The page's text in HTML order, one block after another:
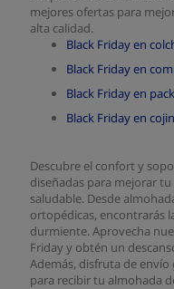
mejores ofertas para
alta calidad.
Black Friday en
Black Friday en
Black Friday en
Black Friday en
Descubre el confort y
diseñadas para mejorar
saludable. Desde
ortopédicas, encontrarás
durmiente. Aprovecha
Friday y obtén un
Además, disfruta de
para recibir tu almohada